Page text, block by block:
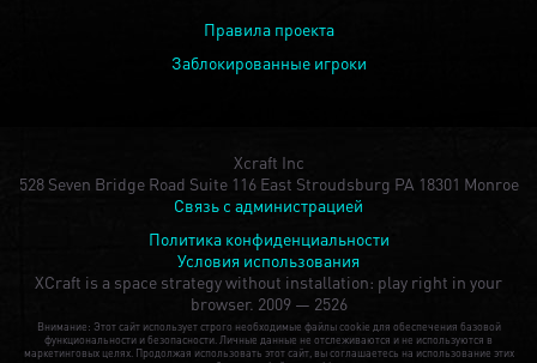
Правила проекта
Заблокированные игроки
Xcraft Inc
528 Seven Bridge Road Suite 116 East Stroudsburg PA 18301 Monroe
Связь с администрацией
Политика конфиденциальности
Условия использования
XCraft is a space strategy without installation: play right in your
browser. 2009 — 2526
Внимание: Этот сайт использует строго необходимые файлы cookie для обеспечения базовой
функциональности и безопасности. Личные данные не отслеживаются и не используются в
маркетинговых целях. Продолжая использовать этот сайт, вы соглашаетесь на использование этих